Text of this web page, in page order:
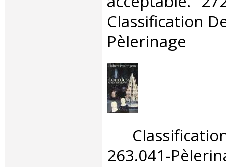
Classification
Pèlerinage‎
263.041-